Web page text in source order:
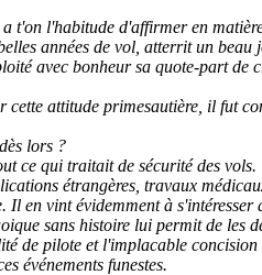
t'on l'habitude d'affirmer en
années de vol, atterrit un
avec bonheur sa quote-part de
cette attitude primesautière, il fut
lors ?
ce qui traitait de sécurité des vols.
étrangères, travaux
Il en vint évidemment à s'intéresser
sans histoire lui permit de les
de pilote et l'implacable concision
événements funestes.